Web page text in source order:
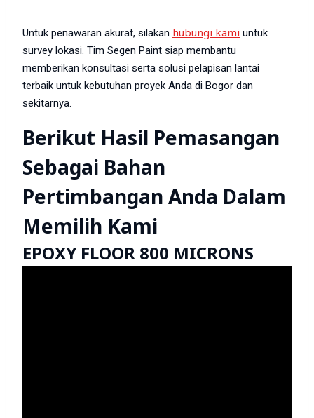
Untuk penawaran akurat, silakan hubungi kami untuk
survey lokasi. Tim Segen Paint siap membantu
memberikan konsultasi serta solusi pelapisan lantai
terbaik untuk kebutuhan proyek Anda di Bogor dan
sekitarnya.
Berikut Hasil Pemasangan
Sebagai Bahan
Pertimbangan Anda Dalam
Memilih Kami
EPOXY FLOOR 800 MICRONS